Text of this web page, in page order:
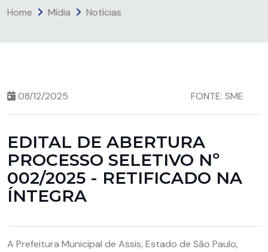
Home Mídia Notícias
08/12/2025 FONTE: SME
EDITAL DE ABERTURA
PROCESSO SELETIVO Nº
002/2025 - RETIFICADO NA
ÍNTEGRA
A Prefeitura Municipal de Assis, Estado de São Paulo,